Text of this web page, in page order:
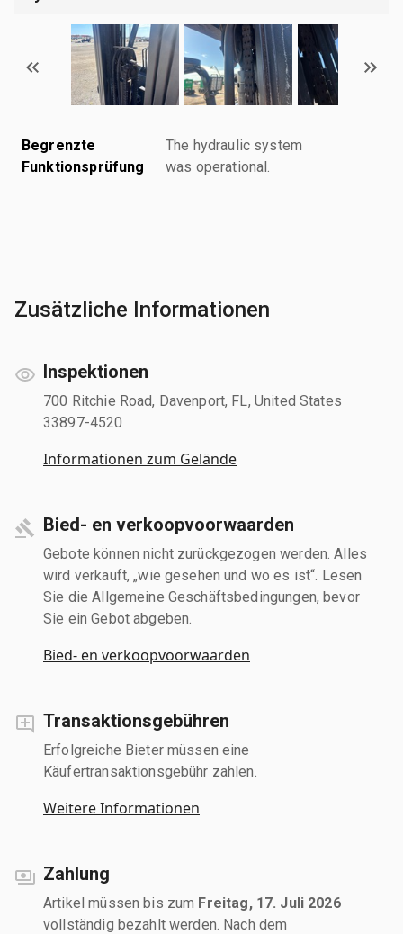
Begrenzte
Funktionsprüfung
The hydraulic system
was operational.
Zusätzliche Informationen
Inspektionen
700 Ritchie Road, Davenport, FL, United States
33897-4520
Informationen zum Gelände
Bied- en verkoopvoorwaarden
Gebote können nicht zurückgezogen werden. Alles
wird verkauft, „wie gesehen und wo es ist“. Lesen
Sie die Allgemeine Geschäftsbedingungen, bevor
Sie ein Gebot abgeben.
Bied- en verkoopvoorwaarden
Transaktionsgebühren
Erfolgreiche Bieter müssen eine
Käufertransaktionsgebühr zahlen.
Weitere Informationen
Zahlung
Artikel müssen bis zum Freitag, 17. Juli 2026
vollständig bezahlt werden. Nach dem